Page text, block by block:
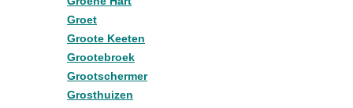
Groet
Groote Keeten
Grootebroek
Grootschermer
Grosthuizen